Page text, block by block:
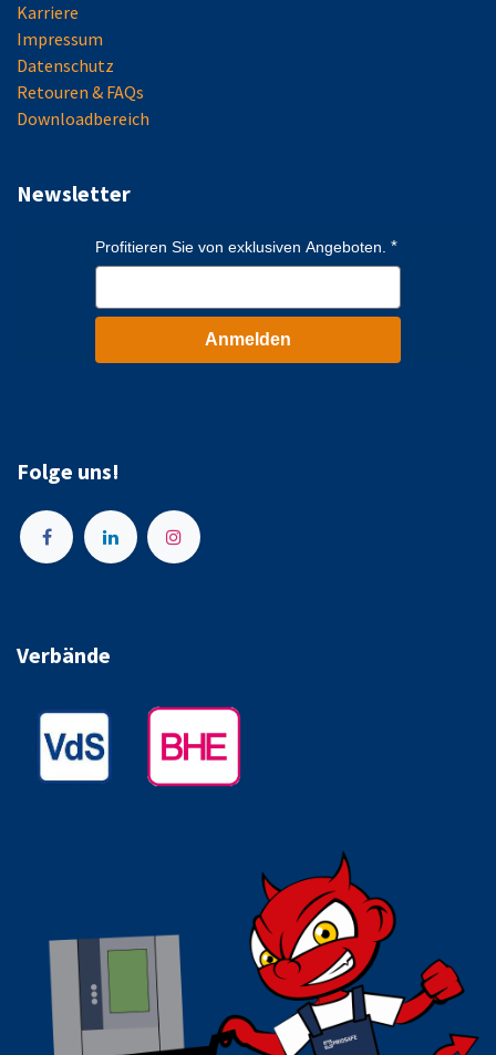
Karriere
Impressum
Datenschutz
Retouren & FAQs
Downloadbereich
Newsletter
Profitieren Sie von exklusiven Angeboten.
Anmelden
Folge uns!
Verbände